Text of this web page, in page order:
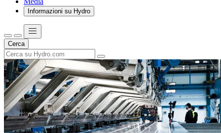
Informazioni su Hydro
Cerca